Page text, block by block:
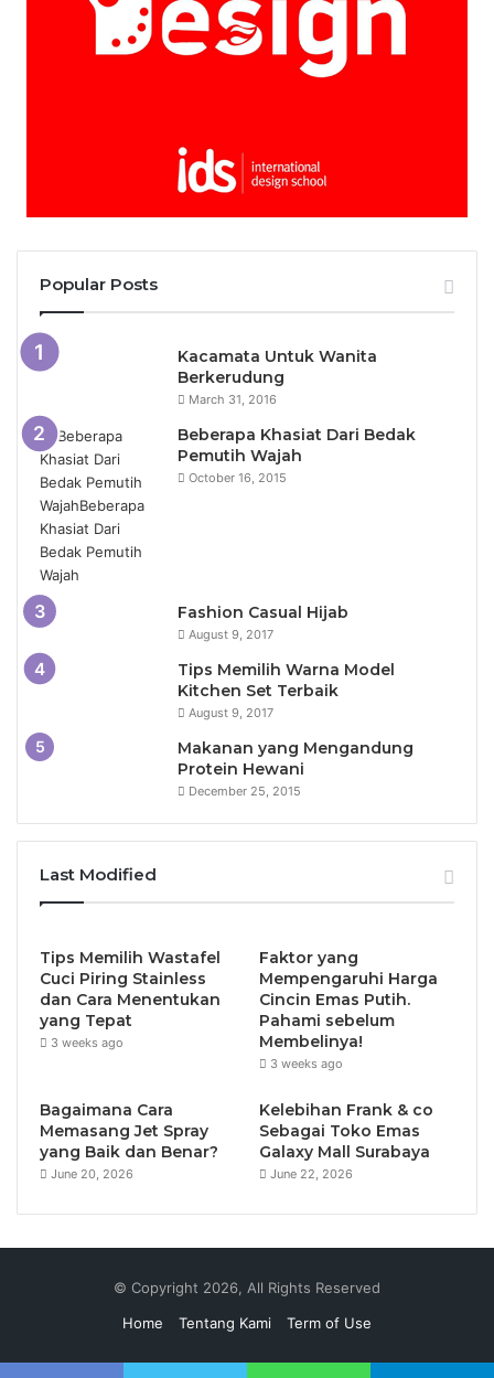
Popular Posts
Kacamata Untuk Wanita
Berkerudung
March 31, 2016
Beberapa Khasiat Dari Bedak
Pemutih Wajah
October 16, 2015
Fashion Casual Hijab
August 9, 2017
Tips Memilih Warna Model
Kitchen Set Terbaik
August 9, 2017
Makanan yang Mengandung
Protein Hewani
December 25, 2015
Last Modified
Tips Memilih Wastafel
Cuci Piring Stainless
dan Cara Menentukan
yang Tepat
3 weeks ago
Faktor yang
Mempengaruhi Harga
Cincin Emas Putih.
Pahami sebelum
Membelinya!
3 weeks ago
Bagaimana Cara
Memasang Jet Spray
yang Baik dan Benar?
June 20, 2026
Kelebihan Frank & co
Sebagai Toko Emas
Galaxy Mall Surabaya
June 22, 2026
© Copyright 2026, All Rights Reserved
Home
Tentang Kami Term of Use